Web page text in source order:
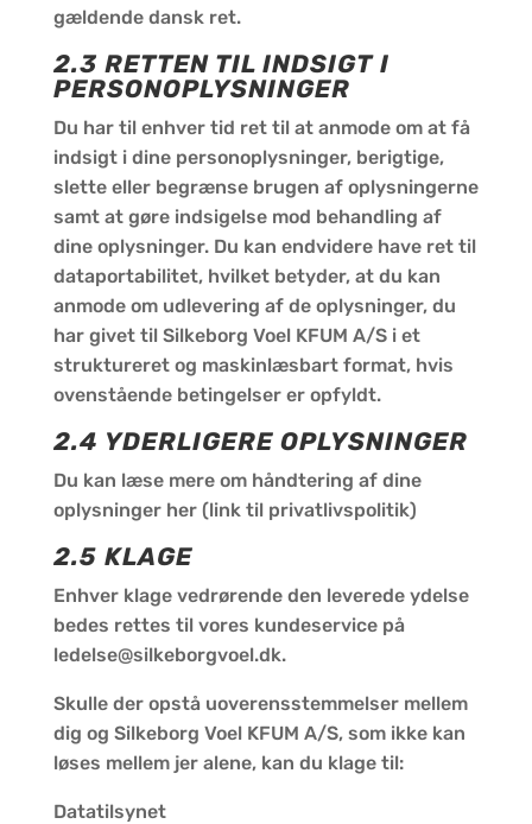
gældende dansk ret.
2.3 RETTEN TIL INDSIGT I
PERSONOPLYSNINGER
Du har til enhver tid ret til at anmode om at få
indsigt i dine personoplysninger, berigtige,
slette eller begrænse brugen af oplysningerne
samt at gøre indsigelse mod behandling af
dine oplysninger. Du kan endvidere have ret til
dataportabilitet, hvilket betyder, at du kan
anmode om udlevering af de oplysninger, du
har givet til Silkeborg Voel KFUM A/S i et
struktureret og maskinlæsbart format, hvis
ovenstående betingelser er opfyldt.
2.4 YDERLIGERE OPLYSNINGER
Du kan læse mere om håndtering af dine
oplysninger her (link til privatlivspolitik)
2.5 KLAGE
Enhver klage vedrørende den leverede ydelse
bedes rettes til vores kundeservice på
ledelse@silkeborgvoel.dk.
Skulle der opstå uoverensstemmelser mellem
dig og Silkeborg Voel KFUM A/S, som ikke kan
løses mellem jer alene, kan du klage til:
Datatilsynet